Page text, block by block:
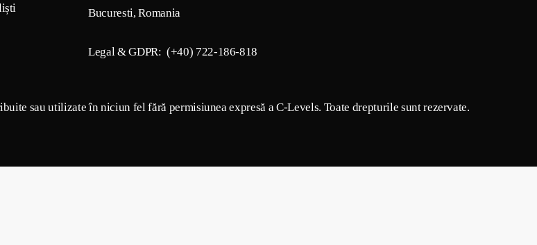
Bucuresti, Romania
Legal & GDPR: (+40) 722-186-818
sau utilizate în niciun fel fără permisiunea expresă a C-Levels. Toate drepturile sunt rezervate.